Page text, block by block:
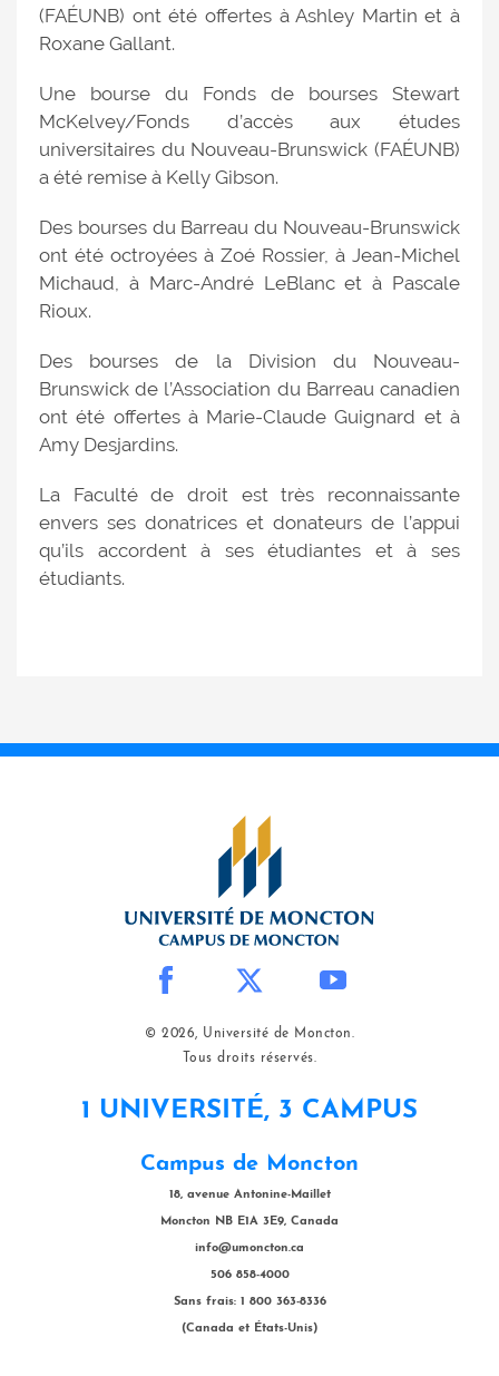
(FAÉUNB) ont été offertes à Ashley Martin et à
Roxane Gallant.
Une bourse du Fonds de bourses Stewart
McKelvey/Fonds d’accès aux études
universitaires du Nouveau-Brunswick (FAÉUNB)
a été remise à Kelly Gibson.
Des bourses du Barreau du Nouveau-Brunswick
ont été octroyées à Zoé Rossier, à Jean-Michel
Michaud, à Marc-André LeBlanc et à Pascale
Rioux.
Des bourses de la Division du Nouveau-
Brunswick de l’Association du Barreau canadien
ont été offertes à Marie-Claude Guignard et à
Amy Desjardins.
La Faculté de droit est très reconnaissante
envers ses donatrices et donateurs de l’appui
qu’ils accordent à ses étudiantes et à ses
étudiants.
© 2026, Université de Moncton.
Tous droits réservés.
1 UNIVERSITÉ, 3 CAMPUS
Campus de Moncton
18, avenue Antonine-Maillet
Moncton NB E1A 3E9, Canada
info@umoncton.ca
506 858-4000
Sans frais: 1 800 363-8336
(Canada et États-Unis)